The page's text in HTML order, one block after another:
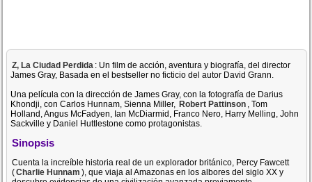
Z, La Ciudad Perdida : Un film de acción, aventura y biografía, del director
James Gray, Basada en el bestseller no ficticio del autor David Grann.
Una película con la dirección de James Gray, con la fotografía de Darius
Khondji, con Carlos Hunnam, Sienna Miller, Robert Pattinson , Tom
Holland, Angus McFadyen, Ian McDiarmid, Franco Nero, Harry Melling, John
Sackville y Daniel Huttlestone como protagonistas.
Sinopsis
Cuenta la increíble historia real de un explorador británico, Percy Fawcett
(Charlie Hunnam ), que viaja al Amazonas en los albores del siglo XX y